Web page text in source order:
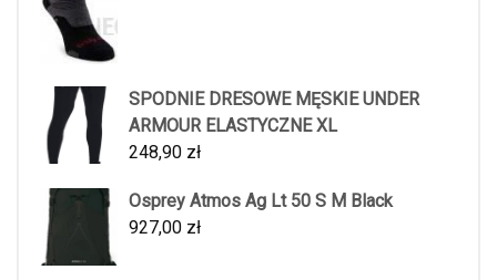
SPODNIE DRESOWE MĘSKIE UNDER
ARMOUR ELASTYCZNE XL
248,90 zł
Osprey Atmos Ag Lt 50 S M Black
927,00 zł